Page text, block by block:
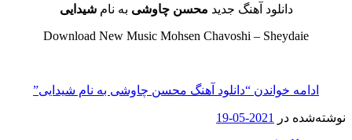
دانلود آهنگ جدیدمحسن چاوشیبه نامشیدایی
Download New Music Mohsen Chavoshi –
خواندن“دانلود آهنگ محسن چاوشی به نام شیدایی”
در 2021-05-19